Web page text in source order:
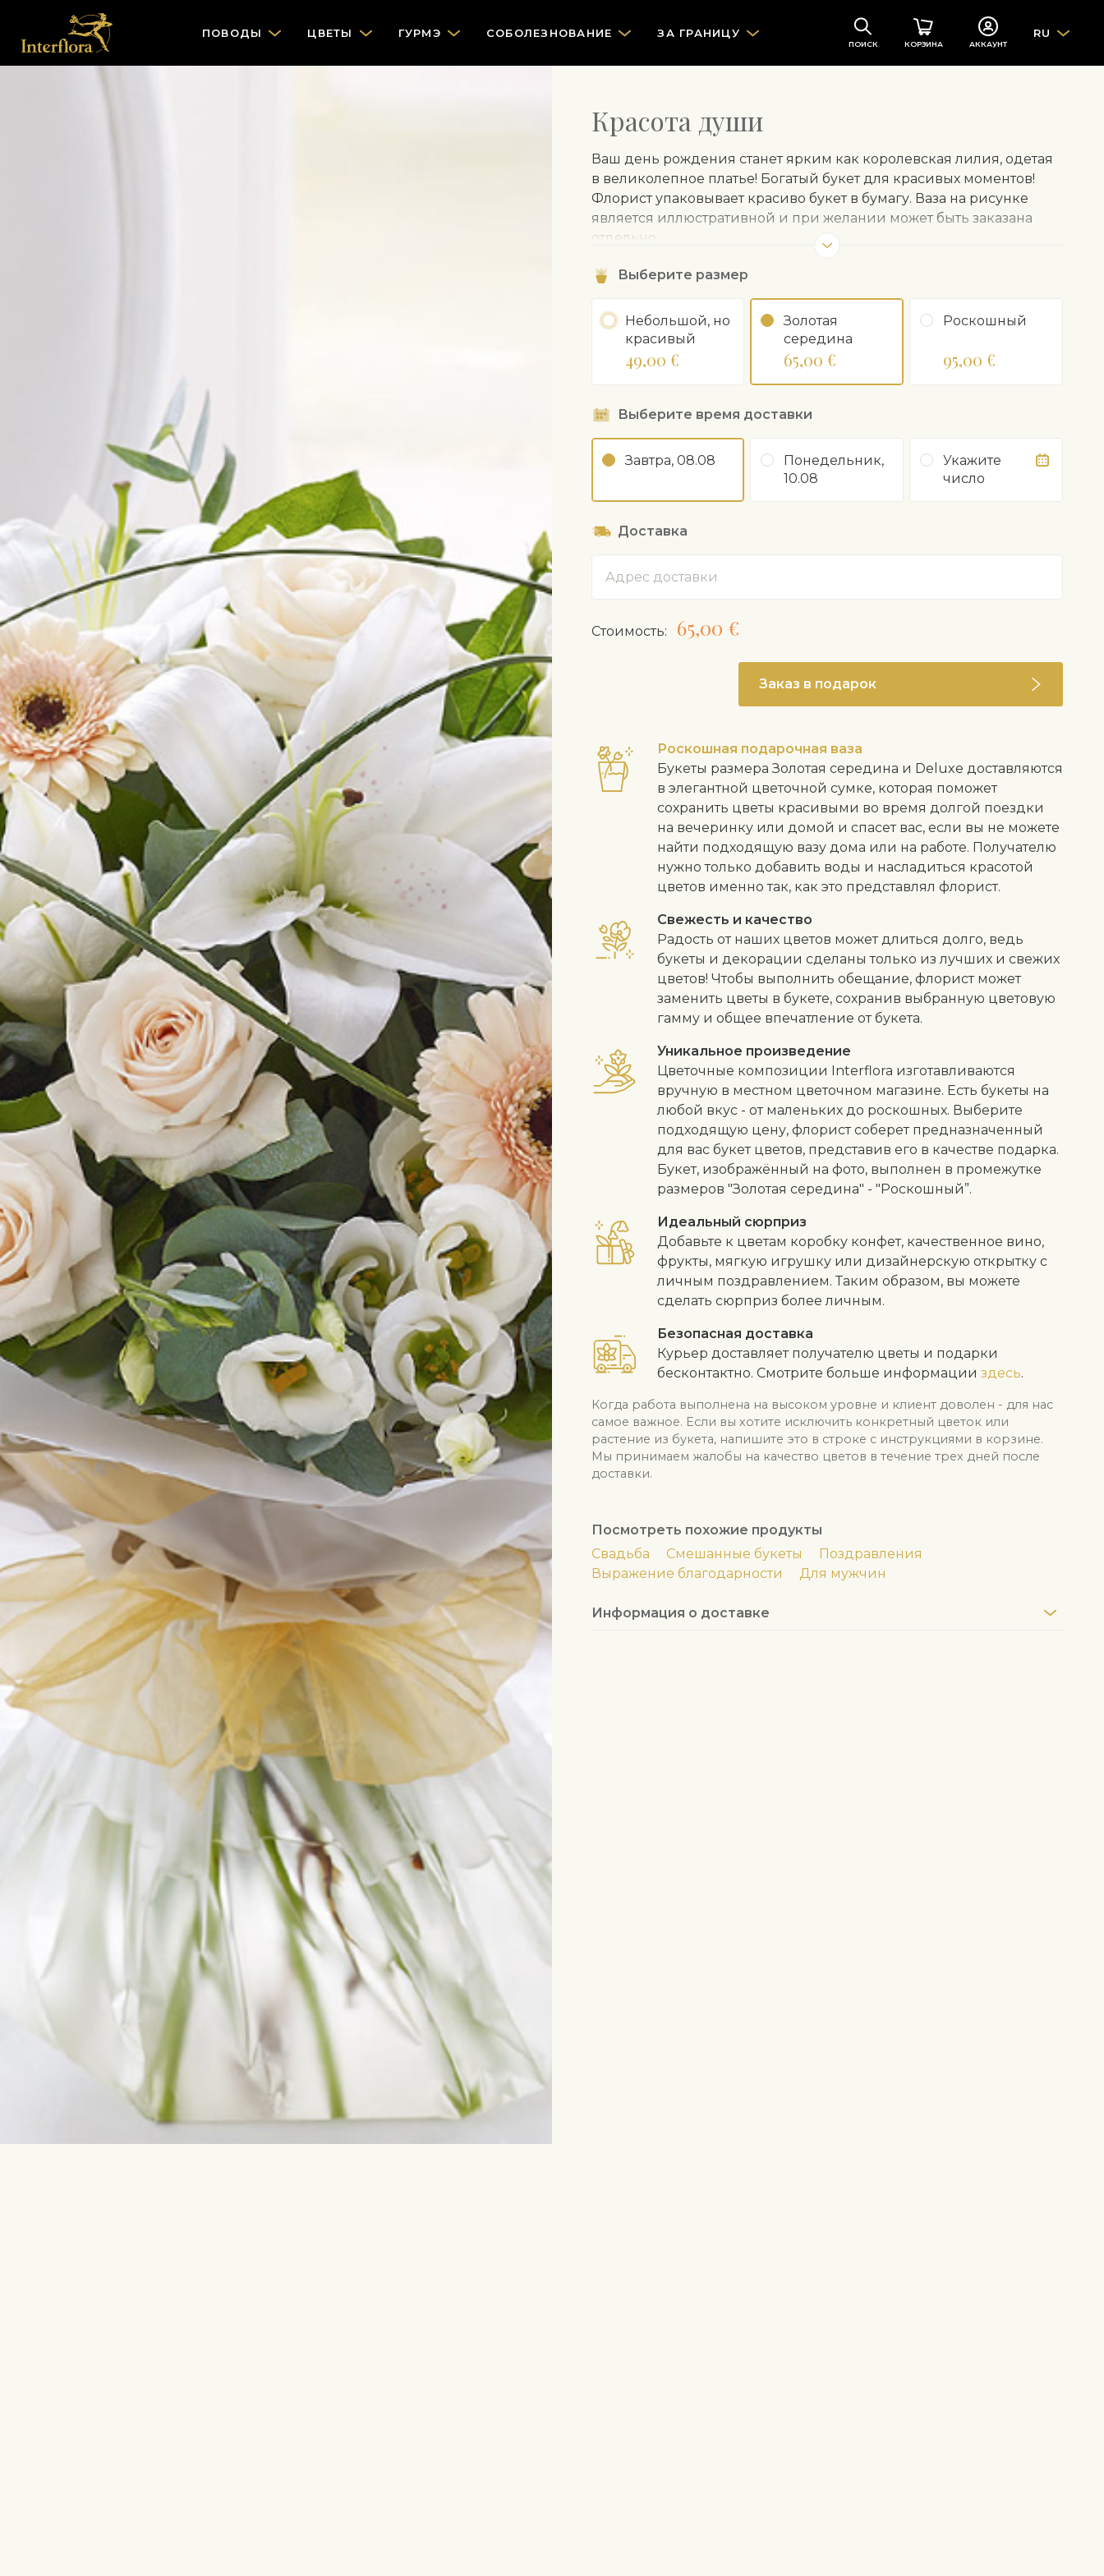
ПОВОДЫ ЦВЕТЫ ГУРМЭ СOБОЛЕЗНОВАНИЕ ЗА ГРАНИЦУ
ПОИСК КОРЗИНА АККАУНТ
RU
Красота души
Ваш день рождения станет ярким как королевская лилия, одетая
в великолепное платье! Богатый букет для красивых моментов!
Флорист упаковывает красиво букет в бумагу. Ваза на рисунке
является иллюстративной и при желании может быть заказана
отдельно.
Выберите размер
Небольшой, но
красивый
49,00 €
Золотая
середина
65,00 €
Роскошный
95,00 €
Выберите время доставки
Завтра, 08.08
Понедельник,
10.08
Укажите
число
Доставка
Cтоимость: 65,00 €
Заказ в подарок
Роскошная подарочная ваза
Букеты размера Золотая середина и Deluxe доставляются
в элегантной цветочной сумке, которая поможет
сохранить цветы красивыми во время долгой поездки
на вечеринку или домой и спасет вас, если вы не можете
найти подходящую вазу дома или на работе. Получателю
нужно только добавить воды и насладиться красотой
цветов именно так, как это представлял флорист.
Свежесть и качество
Радость от наших цветов может длиться долго, ведь
букеты и декорации сделаны только из лучших и свежих
цветов! Чтобы выполнить обещание, флорист может
заменить цветы в букете, сохранив выбранную цветовую
гамму и общее впечатление от букета.
Уникальное произведение
Цветочные композиции Interflora изготавливаются
вручную в местном цветочном магазине. Есть букеты на
любой вкус - от маленьких до роскошных. Выберите
подходящую цену, флорист соберет предназначенный
для вас букет цветов, представив его в качестве подарка.
Букет, изображённый на фото, выполнен в промежутке
размеров "Золотая середина" - "Роскошный”.
Идеальный сюрприз
Добавьте к цветам коробку конфет, качественное вино,
фрукты, мягкую игрушку или дизайнерскую открытку с
личным поздравлением. Таким образом, вы можете
сделать сюрприз более личным.
Безопасная доставка
Курьер доставляет получателю цветы и подарки
бесконтактно. Смотрите больше информации здесь.
Когда работа выполнена на высоком уровне и клиент доволен - для нас
самое важное. Если вы хотите исключить конкретный цветок или
растение из букета, напишите это в строке с инструкциями в корзине.
Мы принимаем жалобы на качество цветов в течение трех дней после
доставки.
Посмотреть похожие продукты
Свадьба
Смешанные букеты
Поздравления
Выражение благодарности
Для мужчин
Информация о доставке